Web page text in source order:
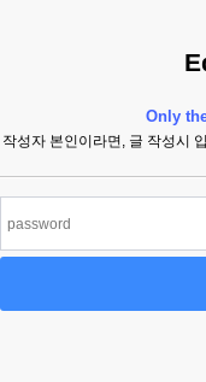
Only
작성자 본인이라면, 글 작성시